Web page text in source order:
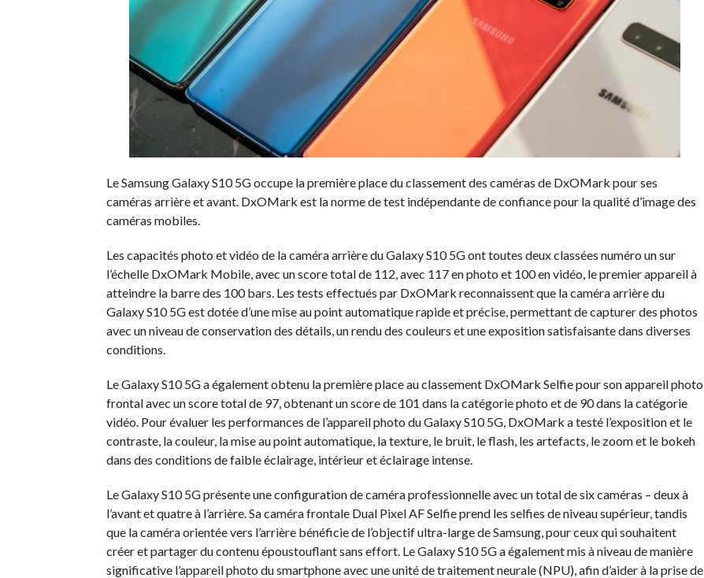
Le Samsung Galaxy S10 5G occupe la première place du classement des caméras de DxOMark pour ses
caméras arrière et avant. DxOMark est la norme de test indépendante de confiance pour la qualité d’image des
caméras mobiles.
Les capacités photo et vidéo de la caméra arrière du Galaxy S10 5G ont toutes deux classées numéro un sur
l’échelle DxOMark Mobile, avec un score total de 112, avec 117 en photo et 100 en vidéo, le premier appareil à
atteindre la barre des 100 bars. Les tests effectués par DxOMark reconnaissent que la caméra arrière du
Galaxy S10 5G est dotée d’une mise au point automatique rapide et précise, permettant de capturer des photos
avec un niveau de conservation des détails, un rendu des couleurs et une exposition satisfaisante dans diverses
conditions.
Le Galaxy S10 5G a également obtenu la première place au classement DxOMark Selfie pour son appareil photo
frontal avec un score total de 97, obtenant un score de 101 dans la catégorie photo et de 90 dans la catégorie
vidéo. Pour évaluer les performances de l’appareil photo du Galaxy S10 5G, DxOMark a testé l’exposition et le
contraste, la couleur, la mise au point automatique, la texture, le bruit, le flash, les artefacts, le zoom et le bokeh
dans des conditions de faible éclairage, intérieur et éclairage intense.
Le Galaxy S10 5G présente une configuration de caméra professionnelle avec un total de six caméras – deux à
l’avant et quatre à l’arrière. Sa caméra frontale Dual Pixel AF Selfie prend les selfies de niveau supérieur, tandis
que la caméra orientée vers l’arrière bénéficie de l’objectif ultra-large de Samsung, pour ceux qui souhaitent
créer et partager du contenu époustouflant sans effort. Le Galaxy S10 5G a également mis à niveau de manière
significative l’appareil photo du smartphone avec une unité de traitement neurale (NPU), afin d’aider à la prise de